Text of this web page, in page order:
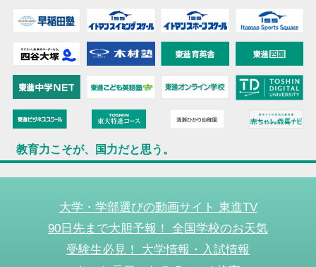
教育力こそが、国力だと思う。
大学・学部選びの動画サイト 東進TV
90日先まで大胆予報！ 全国学校のお天気
受験生必見！ 大学情報・入試情報